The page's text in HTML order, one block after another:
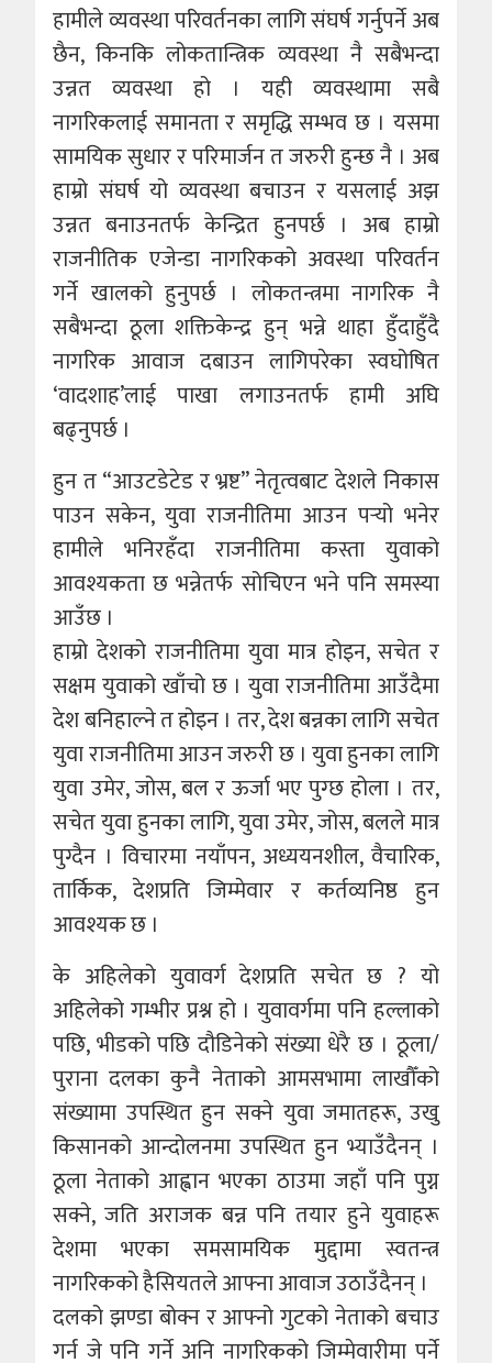
हामीले व्यवस्था परिवर्तनका लागि संघर्ष गर्नुपर्ने अब
छैन, किनकि लोकतान्त्रिक व्यवस्था नै सबैभन्दा
उन्नत व्यवस्था हो । यही व्यवस्थामा सबै
नागरिकलाई समानता र समृद्धि सम्भव छ । यसमा
सामयिक सुधार र परिमार्जन त जरुरी हुन्छ नै । अब
हाम्रो संघर्ष यो व्यवस्था बचाउन र यसलाई अझ
उन्नत बनाउनतर्फ केन्द्रित हुनपर्छ । अब हाम्रो
राजनीतिक एजेन्डा नागरिकको अवस्था परिवर्तन
गर्ने खालको हुनुपर्छ । लोकतन्त्रमा नागरिक नै
सबैभन्दा ठूला शक्तिकेन्द्र हुन् भन्ने थाहा हुँदाहुँदै
नागरिक आवाज दबाउन लागिपरेका स्वघोषित
‘वादशाह’लाई पाखा लगाउनतर्फ हामी अघि
बढ्नुपर्छ ।
हुन त “आउटडेटेड र भ्रष्ट” नेतृत्वबाट देशले निकास
पाउन सकेन, युवा राजनीतिमा आउन पर्‍यो भनेर
हामीले भनिरहँदा राजनीतिमा कस्ता युवाको
आवश्यकता छ भन्नेतर्फ सोचिएन भने पनि समस्या
आउँछ ।
हाम्रो देशको राजनीतिमा युवा मात्र होइन, सचेत र
सक्षम युवाको खाँचो छ । युवा राजनीतिमा आउँदैमा
देश बनिहाल्ने त होइन । तर, देश बन्नका लागि सचेत
युवा राजनीतिमा आउन जरुरी छ । युवा हुनका लागि
युवा उमेर, जोस, बल र ऊर्जा भए पुग्छ होला । तर,
सचेत युवा हुनका लागि, युवा उमेर, जोस, बलले मात्र
पुग्दैन । विचारमा नयाँपन, अध्ययनशील, वैचारिक,
तार्किक, देशप्रति जिम्मेवार र कर्तव्यनिष्ठ हुन
आवश्यक छ ।
के अहिलेको युवावर्ग देशप्रति सचेत छ ? यो
अहिलेको गम्भीर प्रश्न हो । युवावर्गमा पनि हल्लाको
पछि, भीडको पछि दौडिनेकाे संख्या धेरै छ । ठूला/
पुराना दलका कुनै नेताको आमसभामा लाखौँको
संख्यामा उपस्थित हुन सक्ने युवा जमातहरू, उखु
किसानको आन्दोलनमा उपस्थित हुन भ्याउँदैनन् ।
ठूला नेताको आह्वान भएका ठाउमा जहाँ पनि पुग्न
सक्ने, जति अराजक बन्न पनि तयार हुने युवाहरू
देशमा भएका समसामयिक मुद्दामा स्वतन्त्र
नागरिकको हैसियतले आफ्ना आवाज उठाउँदैनन् ।
दलको झण्डा बोक्न र आफ्नो गुटको नेताको बचाउ
गर्न जे पनि गर्ने अनि नागरिकको जिम्मेवारीमा पर्ने